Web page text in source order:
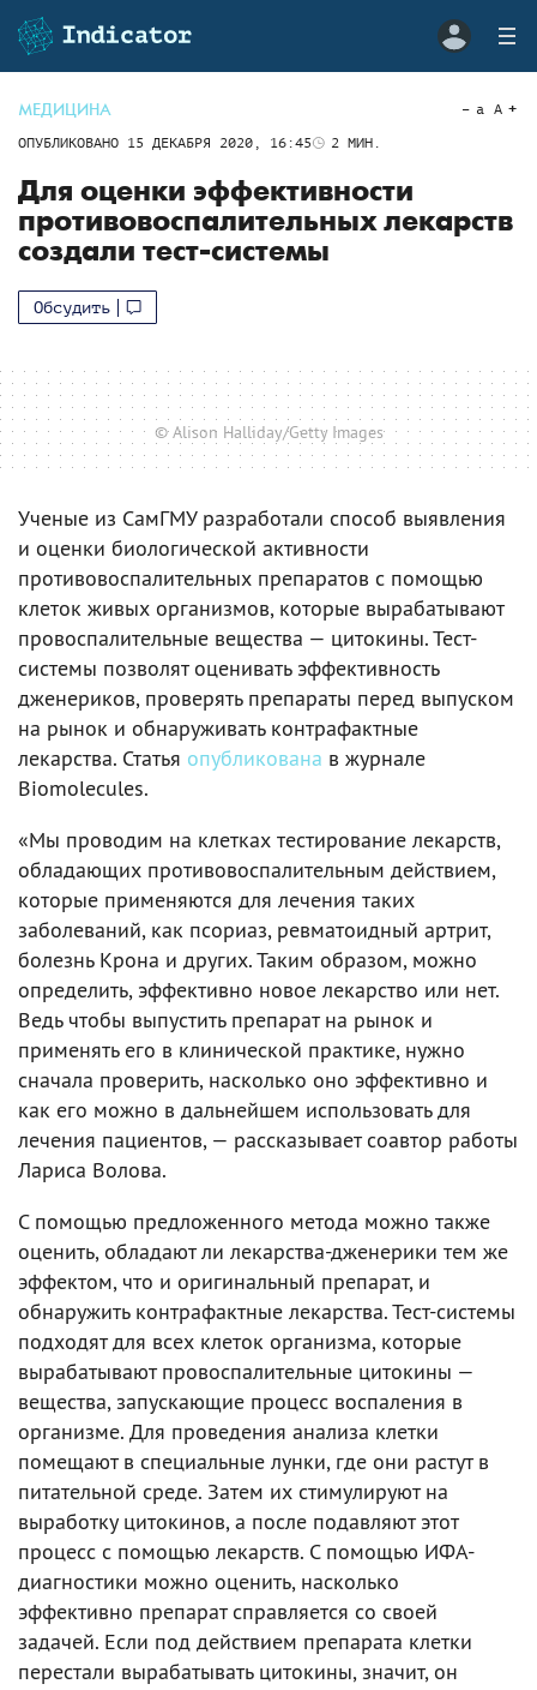
МЕДИЦИНА
ОПУБЛИКОВАНО 15 ДЕКАБРЯ 2020, 16:45 2 МИН.
a A
Для оценки эффективности
противовоспалительных лекарств
создали тест-системы
Обсудить
© Alison Halliday/Getty Images
Ученые из СамГМУ разработали способ выявления
и оценки биологической активности
противовоспалительных препаратов с помощью
клеток живых организмов, которые вырабатывают
провоспалительные вещества — цитокины. Тест-
системы позволят оценивать эффективность
дженериков, проверять препараты перед выпуском
на рынок и обнаруживать контрафактные
лекарства. Статья опубликована в журнале
Biomolecules.
«Мы проводим на клетках тестирование лекарств,
обладающих противовоспалительным действием,
которые применяются для лечения таких
заболеваний, как псориаз, ревматоидный артрит,
болезнь Крона и других. Таким образом, можно
определить, эффективно новое лекарство или нет.
Ведь чтобы выпустить препарат на рынок и
применять его в клинической практике, нужно
сначала проверить, насколько оно эффективно и
как его можно в дальнейшем использовать для
лечения пациентов, — рассказывает соавтор работы
Лариса Волова.
С помощью предложенного метода можно также
оценить, обладают ли лекарства-дженерики тем же
эффектом, что и оригинальный препарат, и
обнаружить контрафактные лекарства. Тест-системы
подходят для всех клеток организма, которые
вырабатывают провоспалительные цитокины —
вещества, запускающие процесс воспаления в
организме. Для проведения анализа клетки
помещают в специальные лунки, где они растут в
питательной среде. Затем их стимулируют на
выработку цитокинов, а после подавляют этот
процесс с помощью лекарств. С помощью ИФА-
диагностики можно оценить, насколько
эффективно препарат справляется со своей
задачей. Если под действием препарата клетки
перестали вырабатывать цитокины, значит, он